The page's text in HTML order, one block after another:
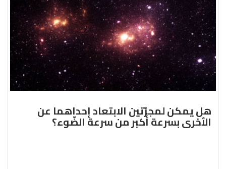
هل يمكن لمجرّتين الابتعاد إحداهما عن
الأخرى بسرعة أكبر من سرعة الضّوء؟